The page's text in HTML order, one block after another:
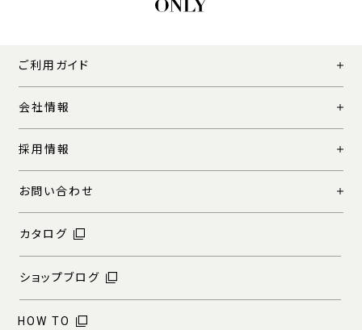
ご利用ガイド
会社情報
採用情報
お問い合わせ
カタログ
ショップブログ
HOW TO